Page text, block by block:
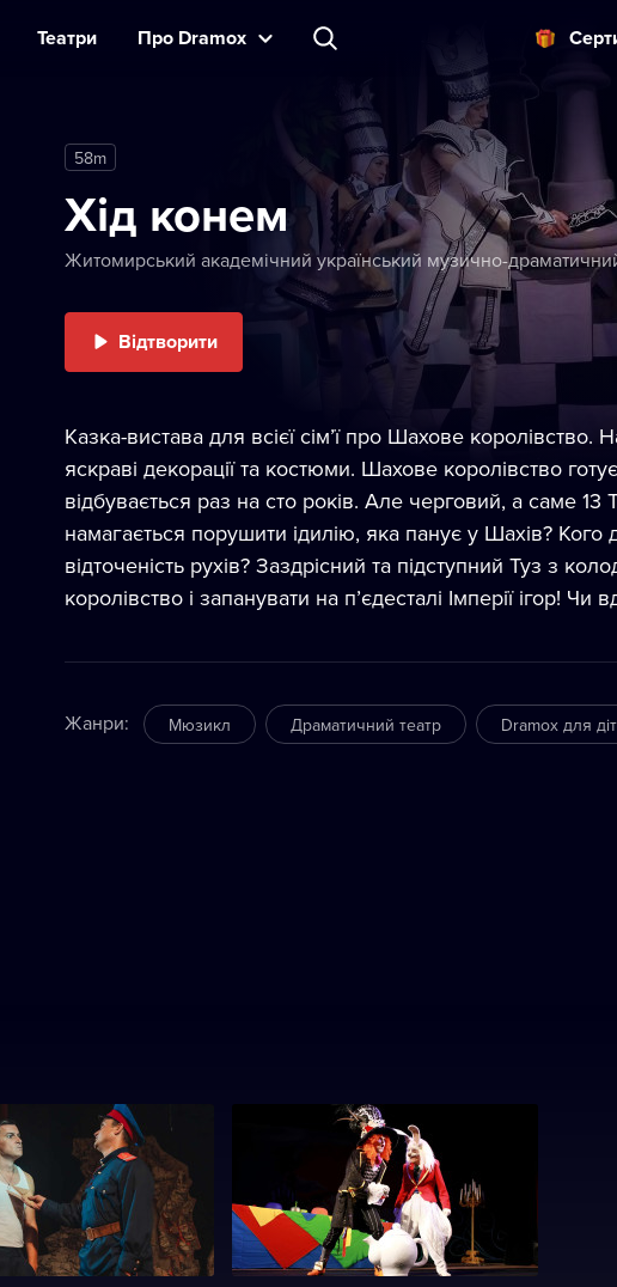
Театри Прo Dramox
58m
Хід конем
Житомирський академічний український музично-
Відтворити
Казка-вистава для всієї сімʼї про Шахове королівство.
яскраві декорації та костюми. Шахове королівство
відбувається раз на сто років. Але черговий, а саме 13
намагається порушити ідилію, яка панує у Шахів? Кого
відточеність рухів? Заздрісний та підступний Туз з
королівство і запанувати на п’єдесталі Імперії ігор! Чи
Жанри: Мюзикл Драматичний театр Dramox для